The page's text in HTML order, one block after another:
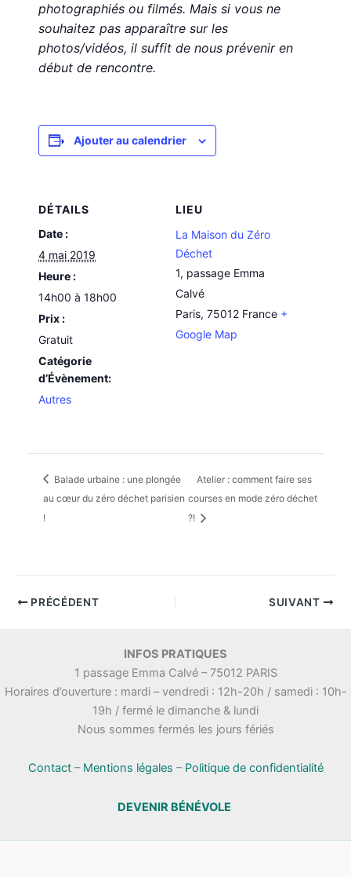
photographiés ou filmés. Mais si vous ne
souhaitez pas apparaître sur les
photos/vidéos, il suffit de nous prévenir en
début de rencontre.
Ajouter au calendrier
DÉTAILS
Date :
4 mai 2019
Heure :
14h00 à 18h00
Prix :
Gratuit
Catégorie
d’Évènement:
Autres
LIEU
La Maison du Zéro
Déchet
1, passage Emma
Calvé
Paris, 75012 France +
Google Map
Balade urbaine : une plongée
au cœur du zéro déchet parisien
!
Atelier : comment faire ses
courses en mode zéro déchet
?!
PRÉCÉDENT SUIVANT
INFOS PRATIQUES
1 passage Emma Calvé – 75012 PARIS
Horaires d’ouverture : mardi – vendredi : 12h-20h / samedi : 10h-
19h / fermé le dimanche & lundi
Nous sommes fermés les jours fériés
Contact– Mentions légales – Politique de confidentialité
DEVENIR BÉNÉVOLE